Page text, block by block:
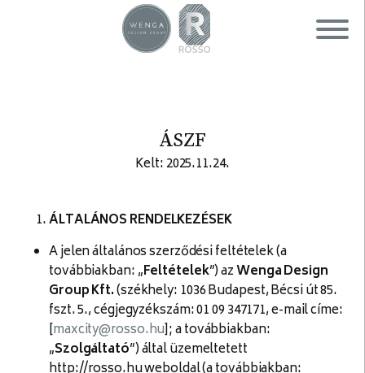
ÁSZF
Kelt: 2025.11.24.
ÁLTALÁNOS RENDELKEZÉSEK
A jelen általános szerződési feltételek (a
továbbiakban: „Feltételek”) azWenga Design
Group Kft.(székhely: 1036 Budapest, Bécsi út 85.
fszt. 5., cégjegyzékszám: 01 09 347171, e-mail címe:
[maxcity@rosso.hu]; a továbbiakban:
„Szolgáltató”) által üzemeltetett